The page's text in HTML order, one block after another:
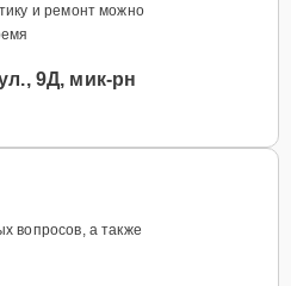
и ремонт можно
9Д, мик-рн
вопросов, а также